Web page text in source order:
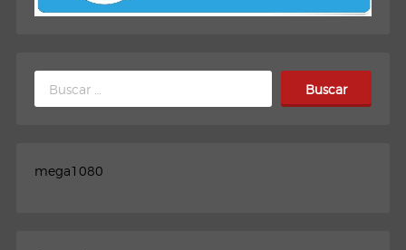
Buscar:
mega1080